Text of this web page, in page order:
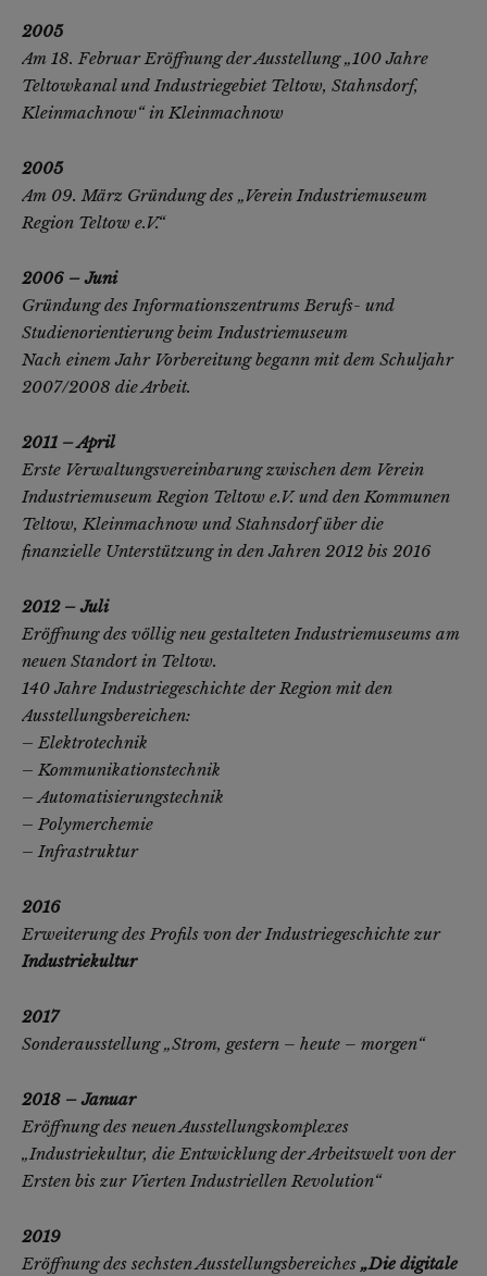
2005
Am 18. Februar Eröffnung der Ausstellung „100 Jahre
Teltowkanal und Industriegebiet Teltow, Stahnsdorf,
Kleinmachnow“ in Kleinmachnow
2005
Am 09. März Gründung des „Verein Industriemuseum
Region Teltow e.V.“
2006 – Juni
Gründung des Informationszentrums Berufs- und
Studienorientierung beim Industriemuseum
Nach einem Jahr Vorbereitung begann mit dem Schuljahr
2007/2008 die Arbeit.
2011 – April
Erste Verwaltungsvereinbarung zwischen dem Verein
Industriemuseum Region Teltow e.V. und den Kommunen
Teltow, Kleinmachnow und Stahnsdorf über die
finanzielle Unterstützung in den Jahren 2012 bis 2016
2012 – Juli
Eröffnung des völlig neu gestalteten Industriemuseums am
neuen Standort in Teltow.
140 Jahre Industriegeschichte der Region mit den
Ausstellungsbereichen:
–Elektrotechnik
– Kommunikationstechnik
–Automatisierungstechnik
– Polymerchemie
–Infrastruktur
2016
Erweiterung des Profils von der Industriegeschichte zur
Industriekultur
2017
Sonderausstellung „Strom, gestern – heute – morgen“
2018 – Januar
Eröffnung des neuen Ausstellungskomplexes
„Industriekultur, die Entwicklung der Arbeitswelt von der
Ersten bis zur Vierten Industriellen Revolution“
2019
Eröffnung des sechsten Ausstellungsbereiches „Die digitale